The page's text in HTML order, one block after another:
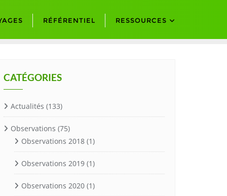
RÉFÉRENTIEL RESSOURCES
CATÉGORIES
Actualités (133)
Observations (75)
Observations 2018 (1)
Observations 2019 (1)
Observations 2020 (1)